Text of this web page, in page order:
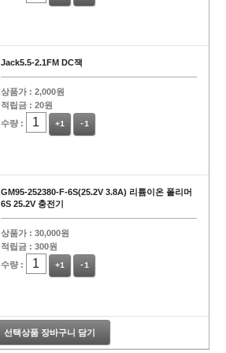
Jack5.5-2.1FM DC잭
상품가 : 2,000원
적립금 : 20원
수량 :
+1 -1
GM95-252380-F-6S(25.2V 3.8A) 리튬이온 폴리머
6S 25.2V 충전기
상품가 : 30,000원
적립금 : 300원
수량 :
+1 -1
선택상품 장바구니 담기